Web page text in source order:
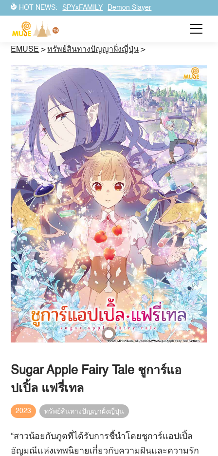
HOT NEWS: SPYxFAMILY Demon Slayer
EMUSE >ทรัพย์สินทางปัญญาฝั่งญี่ปุ่น >
Sugar Apple Fairy Tale ชูการ์แอ
ปเปิ้ล แฟรี่เทล
2023 ทรัพย์สินทางปัญญาฝั่งญี่ปุ่น
“สาวน้อยกับภูตที่ได้รับการชี้นำโดยชูการ์แอปเปิ้ล
อัญมณีแห่งเทพนิยายเกี่ยวกับความฝันและความรัก